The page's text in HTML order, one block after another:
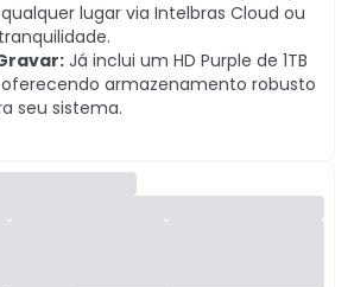
lugar via Intelbras Cloud ou
Já inclui um HD Purple de 1TB
armazenamento robusto
seu sistema.